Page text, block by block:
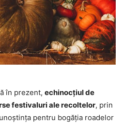
în prezent, echinocţiul de
festivaluri ale recoltelor, prin
pentru bogăţia roadelor